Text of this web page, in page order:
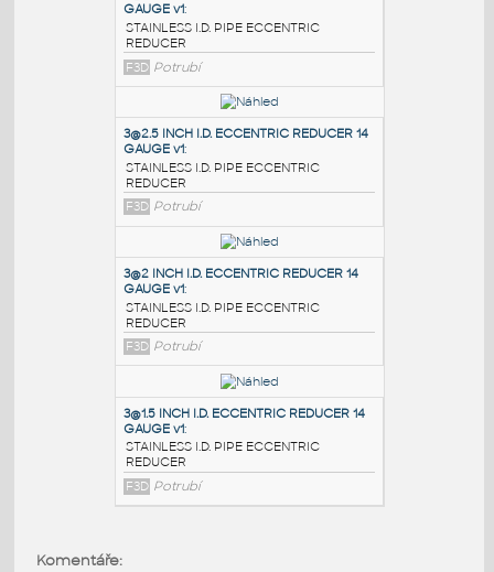
PODOBNÉ BLOKY
4@1.5 INCH I.D. ECCENTRIC REDUCER 14
GAUGE v1:
STAINLESS I.D. PIPE ECCENTRIC
REDUCER
F3D Potrubí
3@2.5 INCH I.D. ECCENTRIC REDUCER 14
GAUGE v1
STAINLESS I.D. PIPE ECCENTRIC
REDUCER
F3D Potrubí
3@2 INCH I.D. ECCENTRIC REDUCER 14
Komentáře: